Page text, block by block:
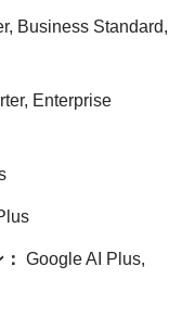
Business Standard,
Enterprise
Google AI Plus,